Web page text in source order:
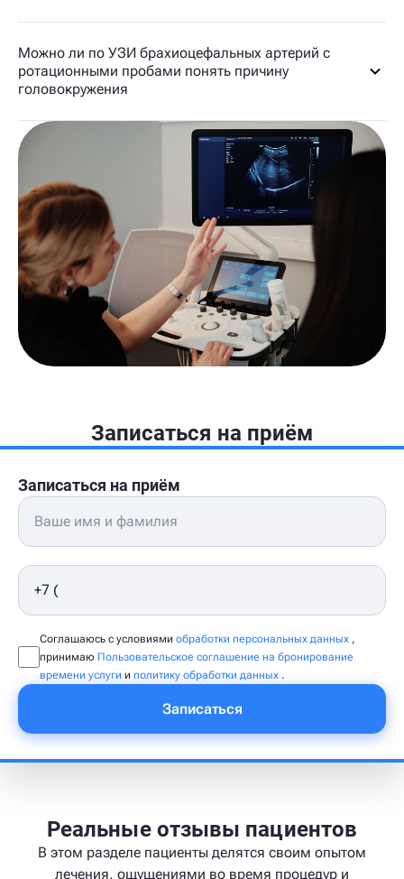
Можно ли по УЗИ брахиоцефальных артерий с
ротационными пробами понять причину
головокружения
Записаться на приём
Записаться на приём
Соглашаюсь с условиями обработки персональных данных ,
принимаю Пользовательское соглашение на бронирование
времени услуги и политику обработки данных .
Записаться
Реальные отзывы пациентов
В этом разделе пациенты делятся своим опытом
лечения, ощущениями во время процедур и